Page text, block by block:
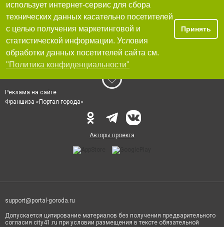
использует интернет-сервис для сбора
технических данных касательно посетителей
с целью получения маркетинговой и
статистической информации. Условия
обработки данных посетителей сайта см.
"Политика конфиденциальности"
Принять
Реклама на сайте
Франшиза «Портал-города»
Авторы проекта
support@portal-goroda.ru
Допускается цитирование материалов без получения предварительного
согласия city41.ru при условии размещения в тексте обязательной